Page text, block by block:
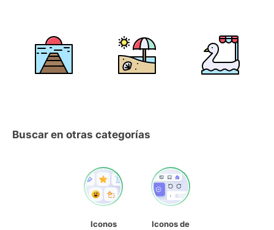
Buscar en otras categorías
Iconos
Iconos de